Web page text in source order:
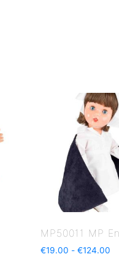
MP50011 MP
€19.00 - €124.00